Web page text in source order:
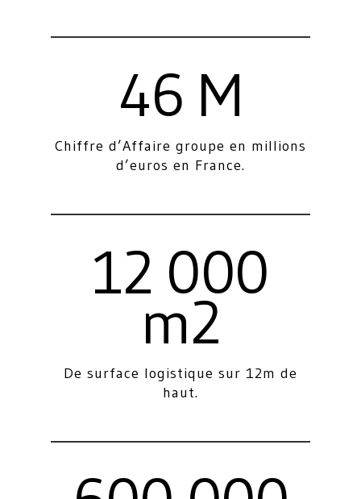
46 M
Chiffre d’Affaire groupe en millions
d’euros en France.
12 000
m2
De surface logistique sur 12m de
haut.